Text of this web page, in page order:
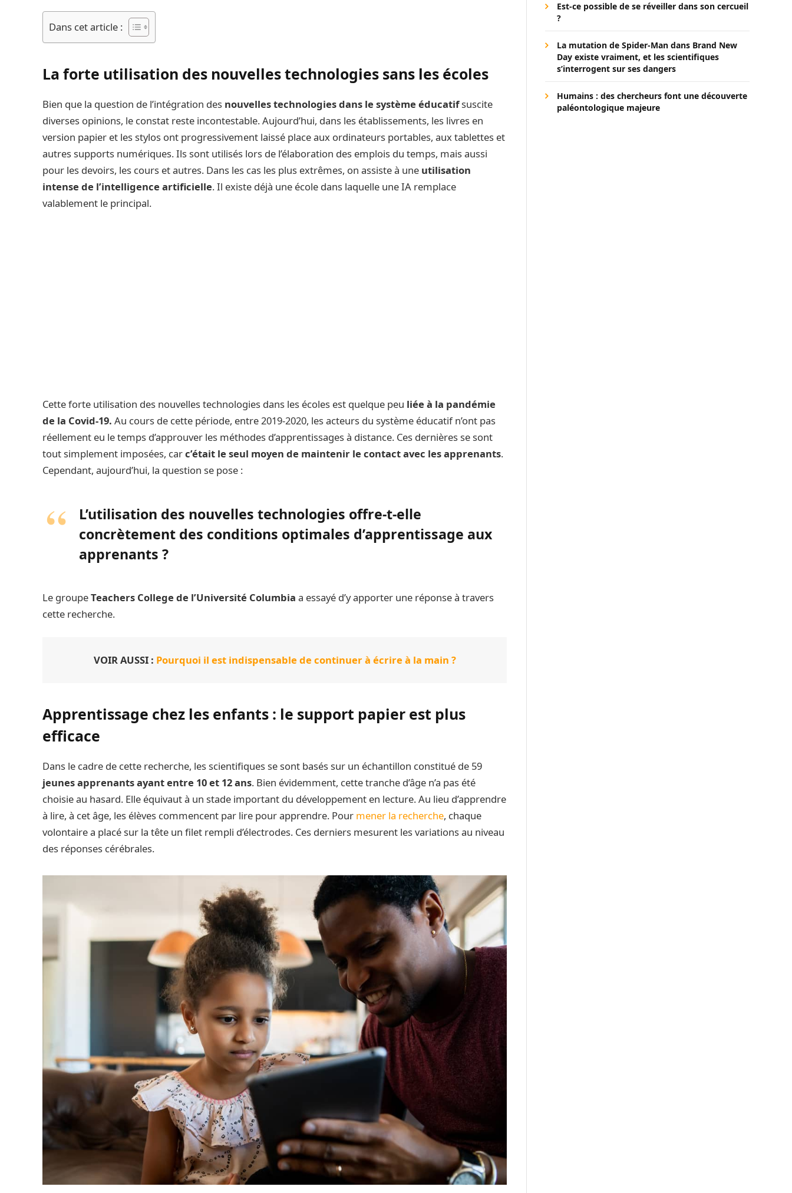
Dans cet article :
La forte utilisation des nouvelles technologies sans les écoles
Bien que la question de l’intégration des nouvelles technologies dans le système éducatifsuscite
diverses opinions, le constat reste incontestable. Aujourd’hui, dans les établissements, les livres en
version papier et les stylos ont progressivement laissé place aux ordinateurs portables, aux tablettes et
autres supports numériques. Ils sont utilisés lors de l’élaboration des emplois du temps, mais aussi
pour les devoirs, les cours et autres. Dans les cas les plus extrêmes, on assiste à une utilisation
intense de l’intelligence artificielle. Il existe déjà une école dans laquelle une IA remplace
valablement le principal.
Cette forte utilisation des nouvelles technologies dans les écoles est quelque peu liée à la pandémie
de la Covid-19. Au cours de cette période, entre 2019-2020, les acteurs du système éducatif n’ont pas
réellement eu le temps d’approuver les méthodes d’apprentissages à distance. Ces dernières se sont
tout simplement imposées, carc’était le seul moyen de maintenir le contact avec les apprenants.
Cependant, aujourd’hui, la question se pose :
L’utilisation des nouvelles technologies offre-t-elle
concrètement des conditions optimales d’apprentissage aux
apprenants ?
Le groupeTeachers College de l’Université Columbia a essayé d’y apporter une réponse à travers
cette recherche.
VOIR AUSSI : Pourquoi il est indispensable de continuer à écrire à la main ?
Apprentissage chez les enfants : le support papier est plus
efficace
Dans le cadre de cette recherche, les scientifiques se sont basés sur un échantillon constitué de 59
jeunes apprenants ayant entre 10 et 12 ans. Bien évidemment, cette tranche d’âge n’a pas été
choisie au hasard. Elle équivaut à un stade important du développement en lecture. Au lieu d’apprendre
à lire, à cet âge, les élèves commencent par lire pour apprendre. Pour mener la recherche, chaque
volontaire a placé sur la tête un filet rempli d’électrodes. Ces derniers mesurent les variations au niveau
des réponses cérébrales.
Est-ce possible de se réveiller dans son cercueil
?
La mutation de Spider-Man dans Brand New
Day existe vraiment, et les scientifiques
s’interrogent sur ses dangers
Humains : des chercheurs font une découverte
paléontologique majeure